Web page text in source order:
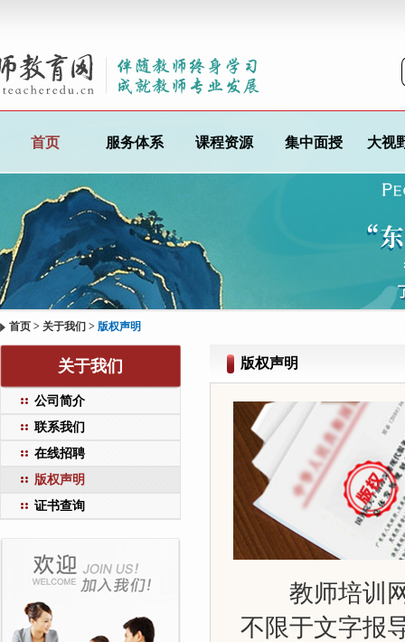
首页 服务体系 课程资源 集中面授 大视
首页 > 关于我们 > 版权声明
关于我们
公司简介
联系我们
在线招聘
版权声明
证书查询
版权声明
教师培训网
不限于文字报